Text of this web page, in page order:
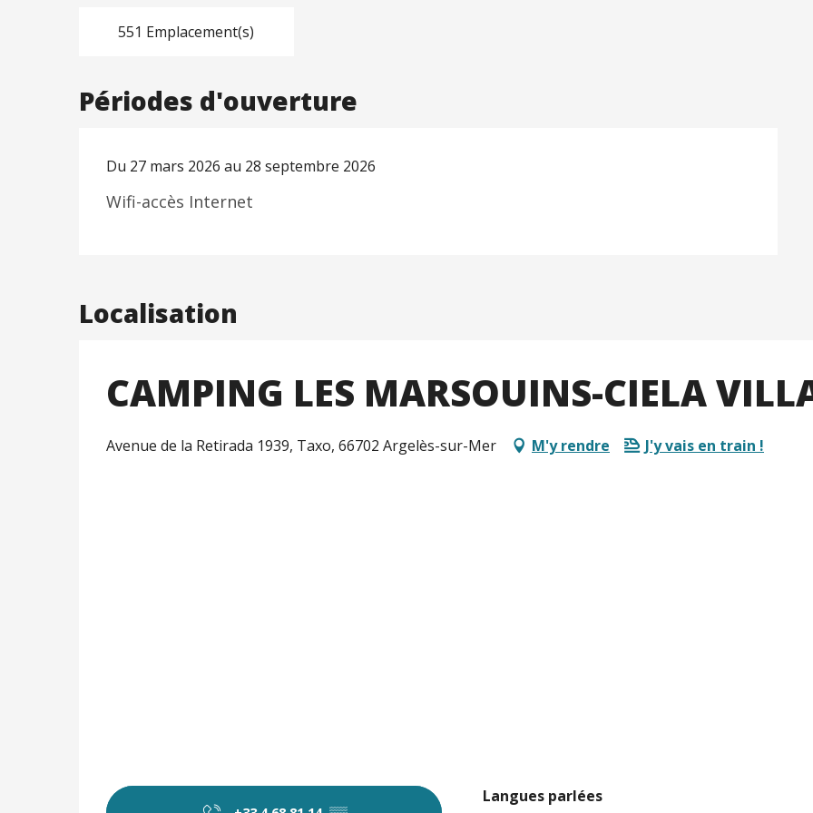
551 Emplacement(s)
Périodes d'ouverture
Du 27 mars 2026 au 28 septembre 2026
Wifi-accès Internet
Localisation
CAMPING LES MARSOUINS-CIELA
Avenue de la Retirada 1939, Taxo, 66702 Argelès-sur-Mer M'y rendre J'y vais en train !
Langues parlées
Langues parlées